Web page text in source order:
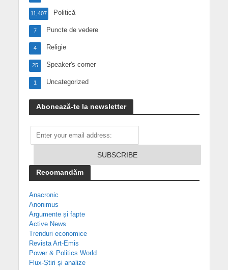
Politică
11,407
Puncte de vedere
7
Religie
4
Speaker's corner
25
Uncategorized
1
Abonează-te la newsletter
Recomandăm
Anacronic
Anonimus
Argumente și fapte
Active News
Trenduri economice
Revista Art-Emis
Power & Politics World
Flux-Știri și analize